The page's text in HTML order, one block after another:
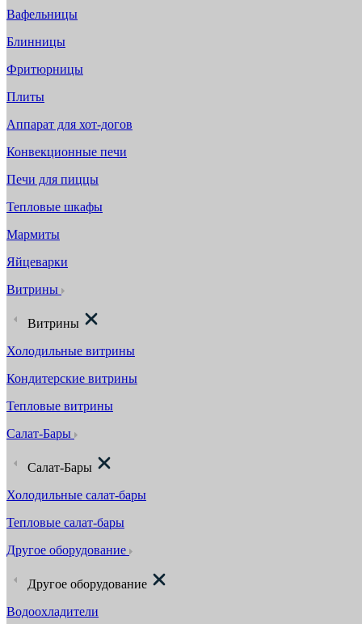
Вафельницы
Блинницы
Фритюрницы
Плиты
Аппарат для хот-догов
Конвекционные печи
Печи для пиццы
Тепловые шкафы
Мармиты
Яйцеварки
Витрины
Витрины
Холодильные витрины
Кондитерские витрины
Тепловые витрины
Салат-Бары
Салат-Бары
Холодильные салат-бары
Тепловые салат-бары
Другое оборудование
Другое оборудование
Водоохладители